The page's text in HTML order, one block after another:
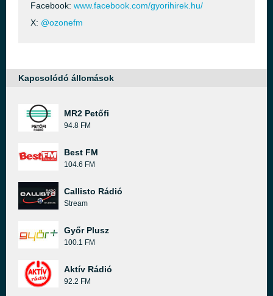
Facebook: www.facebook.com/gyorihirek.hu/
X: @ozonefm
Kapcsolódó állomások
MR2 Petőfi
94.8 FM
Best FM
104.6 FM
Callisto Rádió
Stream
Győr Plusz
100.1 FM
Aktív Rádió
92.2 FM